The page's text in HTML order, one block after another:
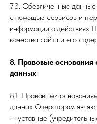
7.3. Обезличенные
с помощью сервисов
информации о действиях
качества сайта и его
8. Правовые основания
данных
8.1. Правовыми
данных Оператором
— уставные